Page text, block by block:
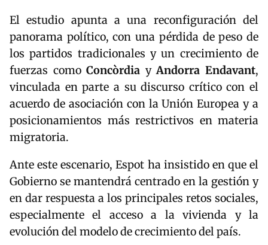
El estudio apunta a una reconfiguración del
panorama político, con una pérdida de peso de
los partidos tradicionales y un crecimiento de
fuerzas comoConcòrdia yAndorra Endavant,
vinculada en parte a su discurso crítico con el
acuerdo de asociación con la Unión Europea y a
posicionamientos más restrictivos en materia
migratoria.
Ante este escenario, Espot ha insistido en que el
Gobierno se mantendrá centrado en la gestión y
en dar respuesta a los principales retos sociales,
especialmente el acceso a la vivienda y la
evolución del modelo de crecimiento del país.